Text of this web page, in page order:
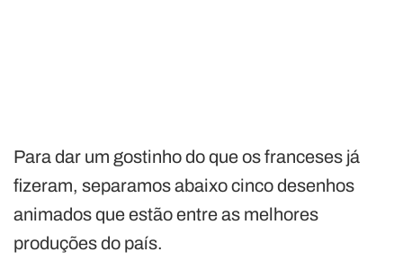
Para dar um gostinho do que os franceses já
fizeram, separamos abaixo cinco desenhos
animados que estão entre as melhores
produções do país.